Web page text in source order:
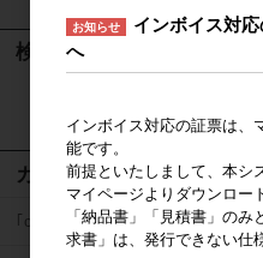
検索
カテゴリ
｢casaの家」営業ツール
お知らせ
インボイス対
へ
インボイス対応の証票は、
能です。
前提といたしまして、本シ
マイページよりダウンロー
「納品書」「見積書」の
求書」は、発行できない仕